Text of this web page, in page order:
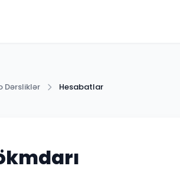
Dərsliklər Hesabatlar